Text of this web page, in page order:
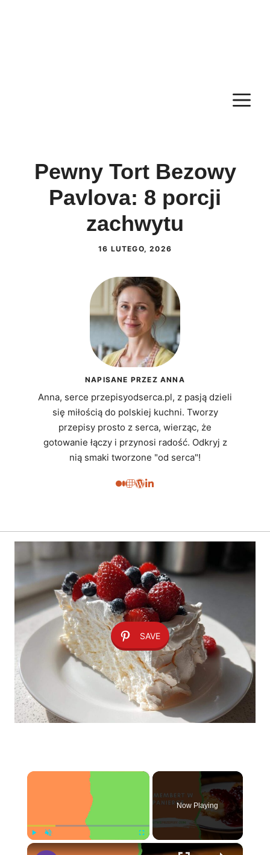
Pewny Tort Bezowy
Pavlova: 8 porcji
zachwytu
16 LUTEGO, 2026
NAPISANE PRZEZ ANNA
Anna, serce przepisyodserca.pl, z pasją dzieli
się miłością do polskiej kuchni. Tworzy
przepisy prosto z serca, wierząc, że
gotowanie łączy i przynosi radość. Odkryj z
nią smaki tworzone "od serca"!
SAVE
×
Now Playing
×